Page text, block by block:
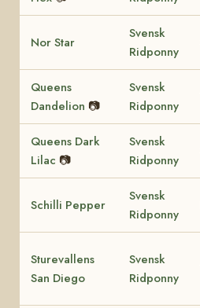
Nor Star
Svensk
Ridponny
Queens
Dandelion 📷
Svensk
Ridponny
Queens Dark
Lilac 📷
Svensk
Ridponny
Schilli Pepper
Svensk
Ridponny
Sturevallens
San Diego
Svensk
Ridponny